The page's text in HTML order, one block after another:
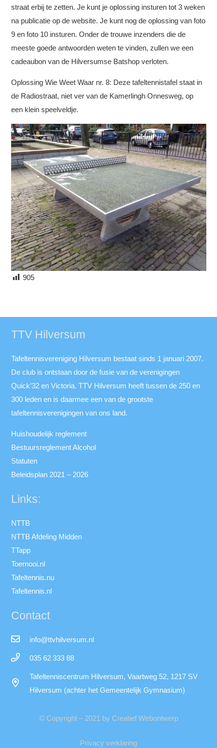
straat erbij te zetten. Je kunt je oplossing insturen tot 3 weken
na publicatie op de website. Je kunt nog de oplossing van foto
9 en foto 10 insturen. Onder de trouwe inzenders die de
meeste goede antwoorden weten te vinden, zullen we een
cadeaubon van de Hilversumse Batshop verloten.
Oplossing Wie Weet Waar nr. 8: Deze tafeltennistafel staat in
de Radiostraat, niet ver van de Kamerlingh Onnesweg, op
een klein speelveldje.
905
TTV Hilversum
Tafeltennisvereniging Hilversum bestaat sinds 1 januari 2007.
De club is ontstaan door de fusie van de verenigingen
Quick’32 en Victoria. TTV Hilversum heeft tussen de 250 en
300 leden en is daarmee een van de grootste
tafeltennisverenigingen van ons land.
Huishoudelijk reglement
Bestuursreglement Alcohol
Statuten
Beleidsplan 2021 – 2026
Links:
NTTB
NTTB Afdeling Midden
TTapp
Toernooi.nl
Tafeltennis.nu
Tafeltennis.nl
Contact
info@ttvhilversum.nl
035 62 333 88
Tafeltenniscentrum Hilversum, Vaartweg 52, 1217 SV
Hilversum (achter het Gemeentelijk Gymnasium)
© Copyright – 2021 by Creatief Webontwerp
Privacy verklaring